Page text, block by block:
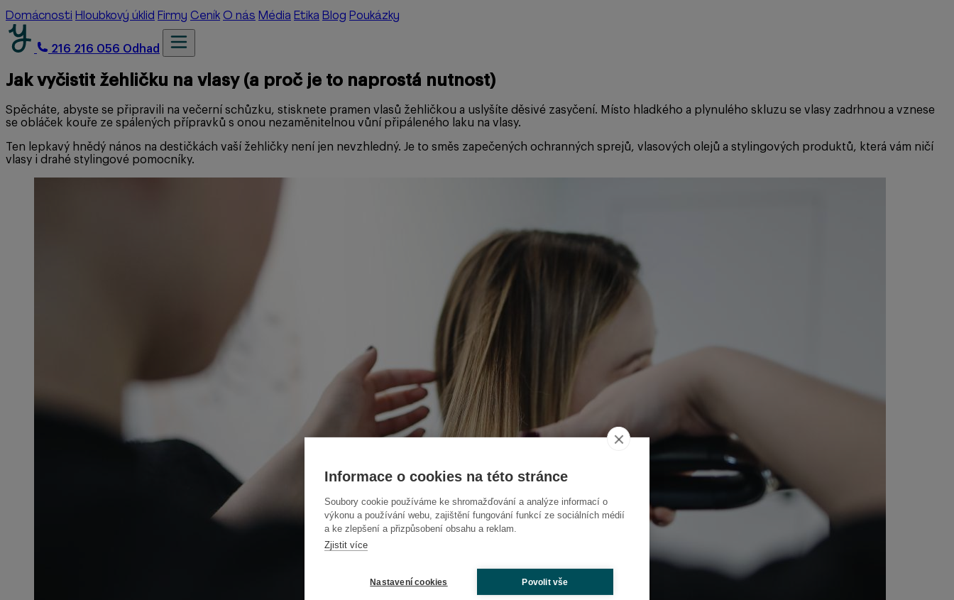
Informace o cookies na této stránce
Soubory cookie používáme ke shromažďování a analýze informací o
výkonu a používání webu, zajištění fungování funkcí ze sociálních médií
a ke zlepšení a přizpůsobení obsahu a reklam.
Zjistit více
Nastavení cookies Povolit vše
Domácnosti Hloubkový úklid Firmy Ceník O nás Média Etika Blog Poukázky
216 216 056 Odhad
Jak vyčistit žehličku na vlasy (a proč je to naprostá nutnost)
Spěcháte, abyste se připravili na večerní schůzku, stisknete pramen vlasů žehličkou a uslyšíte děsivé zasyčení. Místo hladkého a plynulého skluzu se vlasy zadrhnou a vznese
se obláček kouře ze spálených přípravků s onou nezaměnitelnou vůní připáleného laku na vlasy.
Ten lepkavý hnědý nános na destičkách vaší žehličky není jen nevzhledný. Je to směs zapečených ochranných sprejů, vlasových olejů a stylingových produktů, která vám ničí
vlasy i drahé stylingové pomocníky.